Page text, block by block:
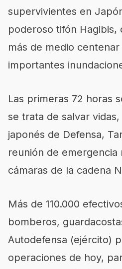
supervivientes en
poderoso tifón Hagibis,
más de medio
importantes
Las primeras 72 horas
se trata de salvar
japonés de Defensa,
reunión de emergencia
cámaras de la cadena
Más de 110.000
bomberos,
Autodefensa (ejército)
operaciones de hoy,